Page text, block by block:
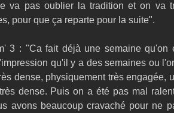
va pas oublier la tradition et on va
pour que ça reparte pour la suite".
3 : "Ca fait déjà une semaine qu'on
qu'il y a des semaines ou
dense, physiquement très engagée,
dense. Puis on a été pas mal
avons beaucoup cravaché pour ne